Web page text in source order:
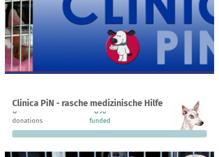
Clinica PiN - rasche medizinische Hilfe
A project in Madrid, Spain
0
donations
0%
funded
€5,000
still needed